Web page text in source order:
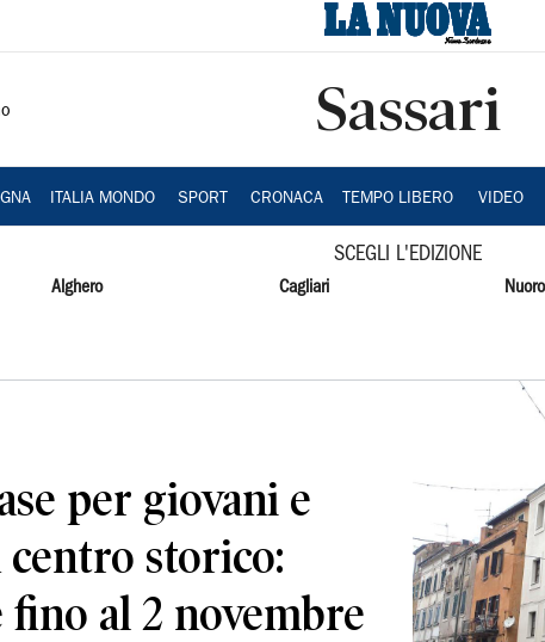
Sassari
ITALIA MONDO SPORT CRONACA TEMPO LIBERO VIDEO
SCEGLI L'EDIZIONE
Alghero Cagliari Nuoro
per giovani e
storico:
fino al 2 novembre